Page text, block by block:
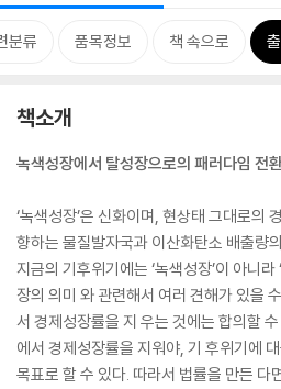
분류 품목정보 책 속으로
책소개
녹색성장에서 탈성장으로의 패러다임 전
‘녹색성장’은 신화이며, 현상태 그대로의
향하는 물질발자국과 이산화탄소 배출량
지금의 기후위기에는 ‘녹색성장’이 아니
장의 의미 와 관련해서 여러 견해가 있을
서 경제성장률을 지 우는 것에는 합의할
에서 경제성장률을 지워야, 기 후위기에
목표로 할 수 있다. 따라서 법률을 만든 다